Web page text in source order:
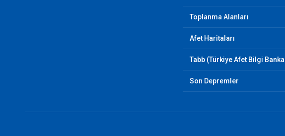
Toplanma Alanları
Afet Haritaları
Tabb (Türkiye Afet Bilgi
Son Depremler